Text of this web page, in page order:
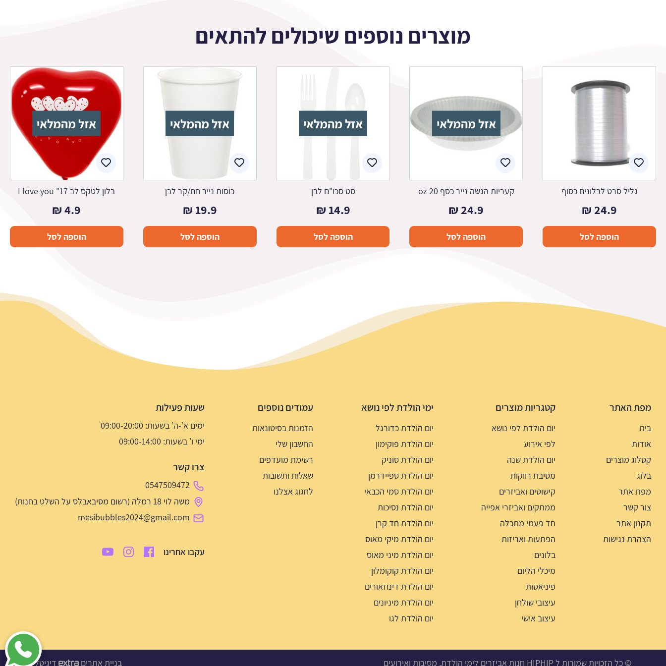
מוצרים נוספים שיכולים להתאים
גליל סרט לבלונים כסוף
24.9
₪
הוספה לסל
אזל מהמלאי
קעריות הגשה נייר כסף 20 oz
24.9
₪
הוספה לסל
אזל מהמלאי
סט סכו"ם לבן
14.9
₪
הוספה לסל
אזל מהמלאי
כוסות נייר חם/קר לבן
19.9
₪
הוספה לסל
אזל מהמלאי
בלון לטקס לב 17" I love you
4.9
₪
הוספה לסל
מפת האתר
בית
אודות
קטלוג מוצרים
בלוג
מפת אתר
צור קשר
תקנון אתר
הצהרת נגישות
קטגריות מוצרים
יום הולדת לפי נושא
לפי אירוע
יום הולדת שנה
מסיבת רווקות
קישוטים ואביזרים
ממתקים ואביזרי אפייה
חד פעמי מתכלה
הפתעות ואריזות
בלונים
מיכלי הליום
פיניאטות
עיצובי שולחן
עיצוב אישי
ימי הולדת לפי נושא
יום הולדת כדורגל
יום הולדת פוקימון
יום הולדת סוניק
יום הולדת ספיידרמן
יום הולדת סמי הכבאי
יום הולדת נסיכות
יום הולדת חד קרן
יום הולדת מיקי מאוס
יום הולדת מיני מאוס
יום הולדת קוקומלון
יום הולדת דינוזאורים
יום הולדת מיניונים
יום הולדת לגו
עמודים נוספים
הזמנות בסיטונאות
החשבון שלי
רשימת מועדפים
שאלות ותשובות
לחגוג אצלנו
שעות פעילות
ימים א’-ה’ בשעות: 09:00-20:00
ימי ו’ בשעות: 09:00-14:00
צרו קשר
0547509472
משה לוי 18 רמלה (רשום מסיבאבלס על השלט בחנות)
mesibubbles2024@gmail.com
עקבו אחרינו
© כל הזכויות שמורות ל HIPHIP חנות אביזרים לימי הולדת, מסיבות ואירועים בניית אתרים דיגיטל